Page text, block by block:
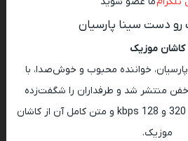
دست سینا پارسیان
کاشان موزیک
خواننده محبوب و خوش‌صدا، با
خفن منتشر شد و طرفداران را شگفت‌زده
کرده است. دانلود با کیفیت 320 و 128 kbps و متن کامل آن از کاشان
موزیک.